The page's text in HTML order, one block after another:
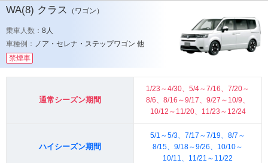
WA(8) クラス （ワゴン）
乗車人数： 8人
車種例：
ノア・セレナ・ステップワゴン 他
禁煙車
通常シーズン期間
1/23～4/30、5/4～7/16、7/20～
8/6、8/16～9/17、9/27～10/9、
10/12～11/20、11/23～12/24
ハイシーズン期間
5/1～5/3、7/17～7/19、8/7～
8/15、9/18～9/26、10/10～
10/11、11/21～11/22